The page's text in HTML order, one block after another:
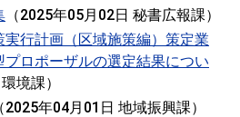
（2025年05月02日 秘書広報課）
行計画（区域施策編）策定業
ロポーザルの選定結果につい
環境課）
（2025年04月01日 地域振興課）